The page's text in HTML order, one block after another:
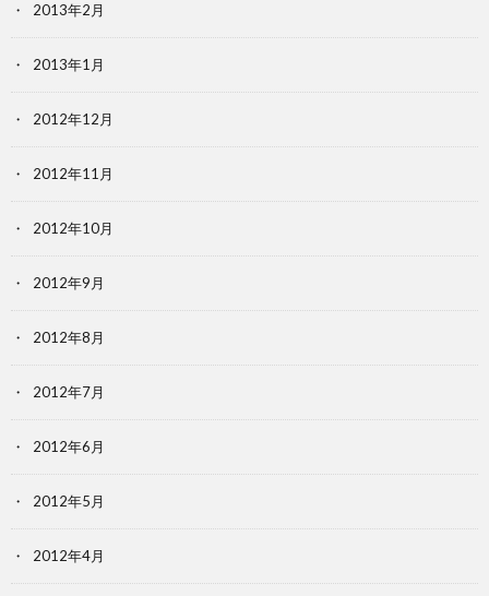
2013年2月
2013年1月
2012年12月
2012年11月
2012年10月
2012年9月
2012年8月
2012年7月
2012年6月
2012年5月
2012年4月